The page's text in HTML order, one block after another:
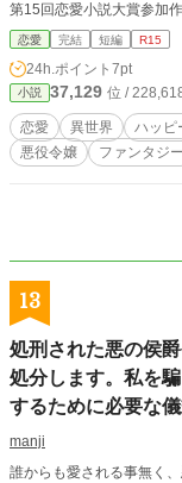
第15回恋愛小説大賞参加
恋愛 完結 短編 R15
24h.ポイント 7pt
小説 37,129 位 /
恋愛 異世界 ハッピ
悪役令嬢
ファンタジー
13
処刑された悪の侯
処分します。私を
するために必要な
manji
誰からも愛される事無く